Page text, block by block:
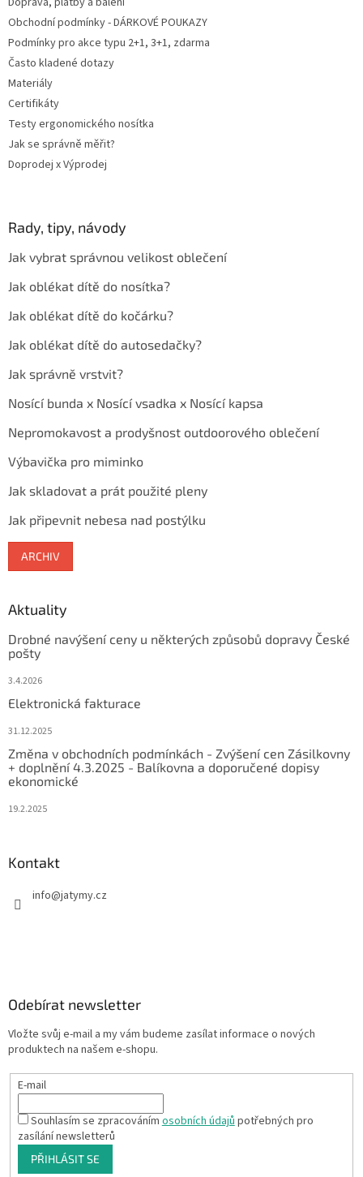
Obchodní podmínky - DÁRKOVÉ POUKAZY
Podmínky pro akce typu 2+1, 3+1, zdarma
Často kladené dotazy
Materiály
Certifikáty
Testy ergonomického nosítka
Jak se správně měřit?
Doprodej x Výprodej
Rady, tipy, návody
Jak vybrat správnou velikost oblečení
Jak oblékat dítě do nosítka?
Jak oblékat dítě do kočárku?
Jak oblékat dítě do autosedačky?
Jak správně vrstvit?
Nosící bunda x Nosící vsadka x Nosící kapsa
Nepromokavost a prodyšnost outdoorového oblečení
Výbavička pro miminko
Jak skladovat a prát použité pleny
Jak připevnit nebesa nad postýlku
ARCHIV
Aktuality
Drobné navýšení ceny u některých způsobů dopravy České
pošty
3.4.2026
Elektronická fakturace
31.12.2025
Změna v obchodních podmínkách - Zvýšení cen Zásilkovny
+ doplnění 4.3.2025 - Balíkovna a doporučené dopisy
ekonomické
19.2.2025
Kontakt
info@jatymy.cz
Odebírat newsletter
Vložte svůj e-mail a my vám budeme zasílat informace o nových
produktech na našem e-shopu.
E-mail
Souhlasím se zpracovánímosobních údajůpotřebných pro
zasílání newsletterů
PŘIHLÁSIT SE